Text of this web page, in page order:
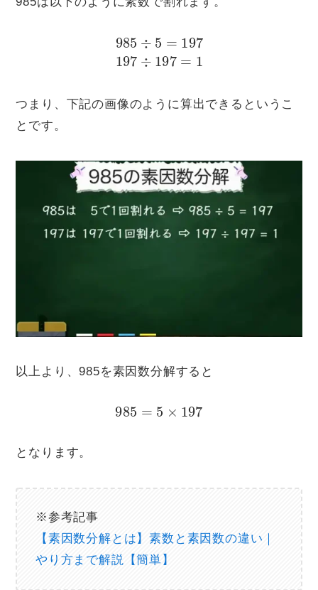
÷5=197197÷197
つまり、下記の画像のように算出できるというこ
とです。
以上より、985を素因数分解すると
985= 5 ×197
となります。
※参考記事
【素因数分解とは】素数と素因数の違い｜
やり方まで解説【簡単】